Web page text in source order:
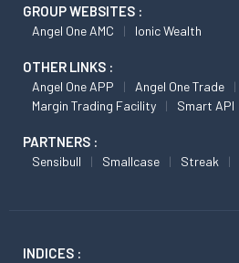
GROUP WEBSITES :
Angel One AMC Ionic Wealth
OTHER LINKS :
Angel One APP Angel One Trade
Margin Trading Facility
Smart API
PARTNERS :
Sensibull Smallcase Streak
INDICES :